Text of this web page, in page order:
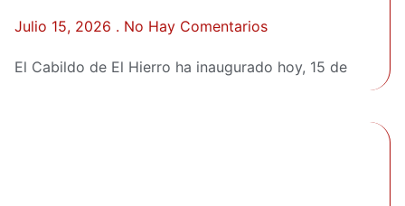
Julio 15, 2026 No Hay Comentarios
El Cabildo de El Hierro ha inaugurado hoy, 15 de